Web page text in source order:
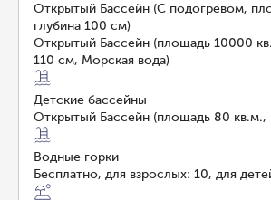
Открытый Бассейн (С подогревом,
глубина 100 см)
Открытый Бассейн (площадь 10000
110 см, Морская вода)
Детские бассейны
Открытый Бассейн (площадь 80 кв.м.,
Водные горки
Бесплатно, для взрослых: 10, для